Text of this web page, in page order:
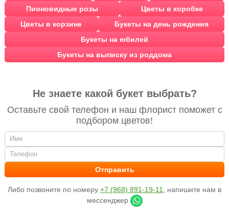
Пионовидные розы
Цветы в коробке
Цветы в корзине
Букеты на день рождения
Букеты на юбилей
Букеты на выписку из роддома
Не знаете какой букет выбрать?
Оставьте свой телефон и наш флорист поможет с
подбором цветов!
Либо позвоните по номеру +7 (968) 891-19-11
, напишите нам в
мессенджер